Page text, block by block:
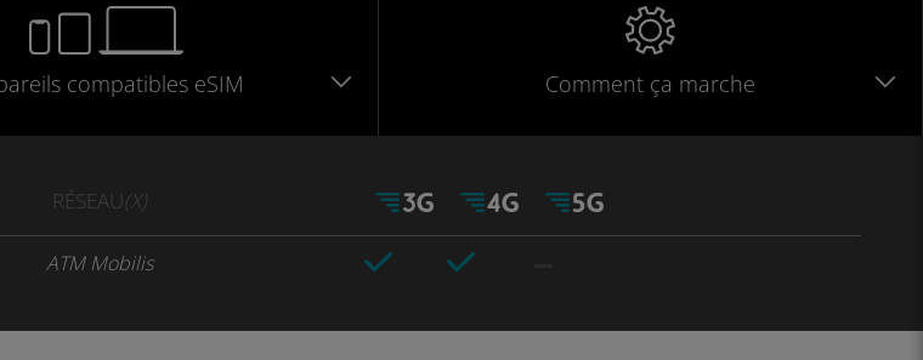
compatibles eSIM Comment ça marche
RÉSEAU(X)
ATM Mobilis